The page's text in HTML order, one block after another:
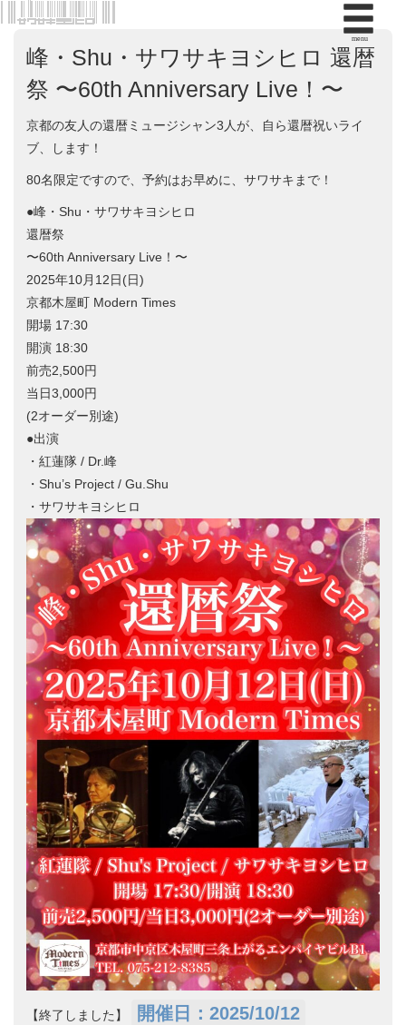
menu
峰・Shu・サワサキヨシヒロ 還暦
祭 〜60th Anniversary Live！〜
京都の友人の還暦ミュージシャン3人が、自ら還暦祝いライ
ブ、します！
80名限定ですので、予約はお早めに、サワサキまで！
●峰・Shu・サワサキヨシヒロ
還暦祭
〜60th Anniversary Live！〜
2025年10月12日(日)
京都木屋町 Modern Times
開場 17:30
開演 18:30
前売2,500円
当日3,000円
(2オーダー別途)
●出演
・紅蓮隊 / Dr.峰
・Shu’s Project / Gu.Shu
・サワサキヨシヒロ
【終了しました】 開催日：2025/10/12